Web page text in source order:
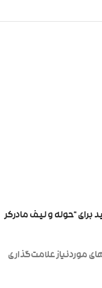
برای “حوله و لیف مادرکر
موردنیاز علامت‌گذاری